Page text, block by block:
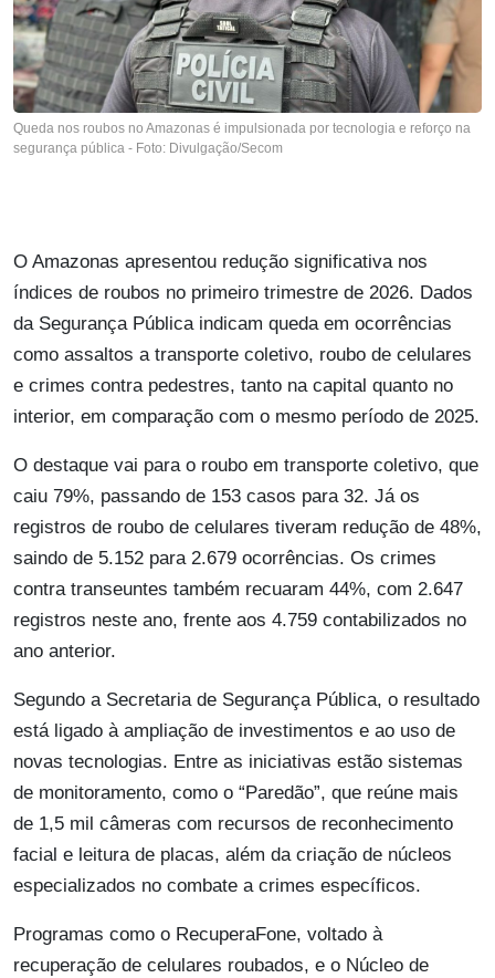
Queda nos roubos no Amazonas é impulsionada por tecnologia e reforço na
segurança pública - Foto: Divulgação/Secom
O Amazonas apresentou redução significativa nos
índices de roubos no primeiro trimestre de 2026. Dados
da Segurança Pública indicam queda em ocorrências
como assaltos a transporte coletivo, roubo de celulares
e crimes contra pedestres, tanto na capital quanto no
interior, em comparação com o mesmo período de 2025.
O destaque vai para o roubo em transporte coletivo, que
caiu 79%, passando de 153 casos para 32. Já os
registros de roubo de celulares tiveram redução de 48%,
saindo de 5.152 para 2.679 ocorrências. Os crimes
contra transeuntes também recuaram 44%, com 2.647
registros neste ano, frente aos 4.759 contabilizados no
ano anterior.
Segundo a Secretaria de Segurança Pública, o resultado
está ligado à ampliação de investimentos e ao uso de
novas tecnologias. Entre as iniciativas estão sistemas
de monitoramento, como o “Paredão”, que reúne mais
de 1,5 mil câmeras com recursos de reconhecimento
facial e leitura de placas, além da criação de núcleos
especializados no combate a crimes específicos.
Programas como o RecuperaFone, voltado à
recuperação de celulares roubados, e o Núcleo de